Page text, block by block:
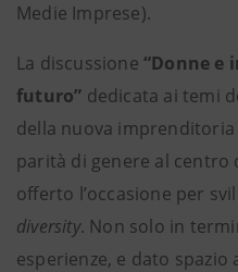
Medie Imprese).
La discussione “Donne e
futuro” dedicata ai temi
della nuova
parità di genere al centro
offerto l’occasione per
diversity. Non solo in
esperienze, e dato